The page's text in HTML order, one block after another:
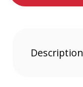
Description